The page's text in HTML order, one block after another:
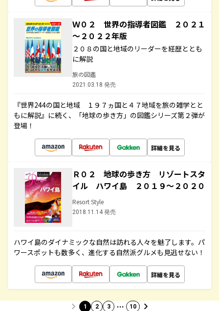
Ｗ０２ 世界の指導者図鑑 ２０２１
～２０２２年版
２０８の国と地域のリーダーを経歴ととも
に解説
旅の図鑑
2021.03.18 発売
『世界244の国と地域 １９７ヵ国と４７地域を旅の雑学とと
もに解説』に続く、「地球の歩き方」の図鑑シリーズ第２弾が
登場！
詳細を見る
Ｒ０２ 地球の歩き方 リゾートスタ
イル ハワイ島 ２０１９～２０２０
Resort Style
2018.11.14 発売
ハワイ島のダイナミックな自然は訪れる人々を魅了します。パ
ワースポットも数多く、進化する自然派グルメも見逃せない！
詳細を見る
1 2 3 … 10